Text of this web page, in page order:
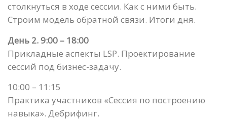
столкнуться в ходе сессии. Как с ними быть.
Строим модель обратной связи. Итоги дня.
День 2. 9:00 – 18:00
Прикладные аспекты LSP. Проектирование
сессий под бизнес-задачу.
10:00 – 11:15
Практика участников «Сессия по построению
навыка». Дебрифинг.